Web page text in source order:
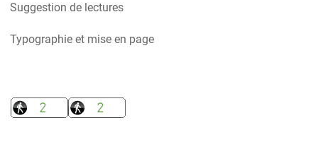
Suggestion de lectures
Typographie et mise en page